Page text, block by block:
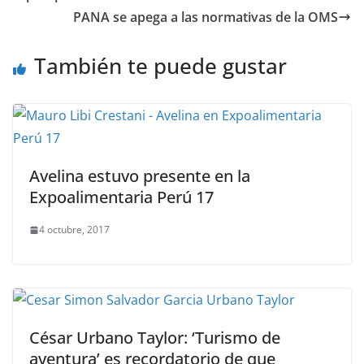
PANA se apega a las normativas de la OMS
También te puede gustar
Avelina estuvo presente en la
Expoalimentaria Perú 17
4 octubre, 2017
César Urbano Taylor: ‘Turismo de
aventura’ es recordatorio de que